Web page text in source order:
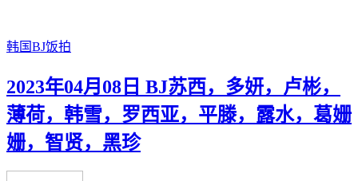
韩国BJ饭拍
2023年04月08日 BJ苏西，多妍，卢彬，
薄荷，韩雪，罗西亚，平滕，露水，葛姗
姗，智贤，黑珍